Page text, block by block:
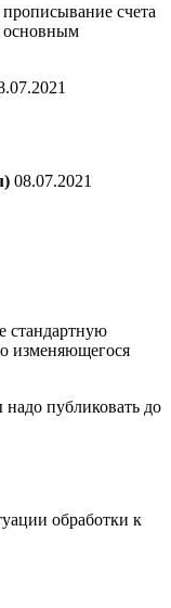
счета
основным
08.07.2021
стандартную
изменяющегося
публиковать до
обработки к